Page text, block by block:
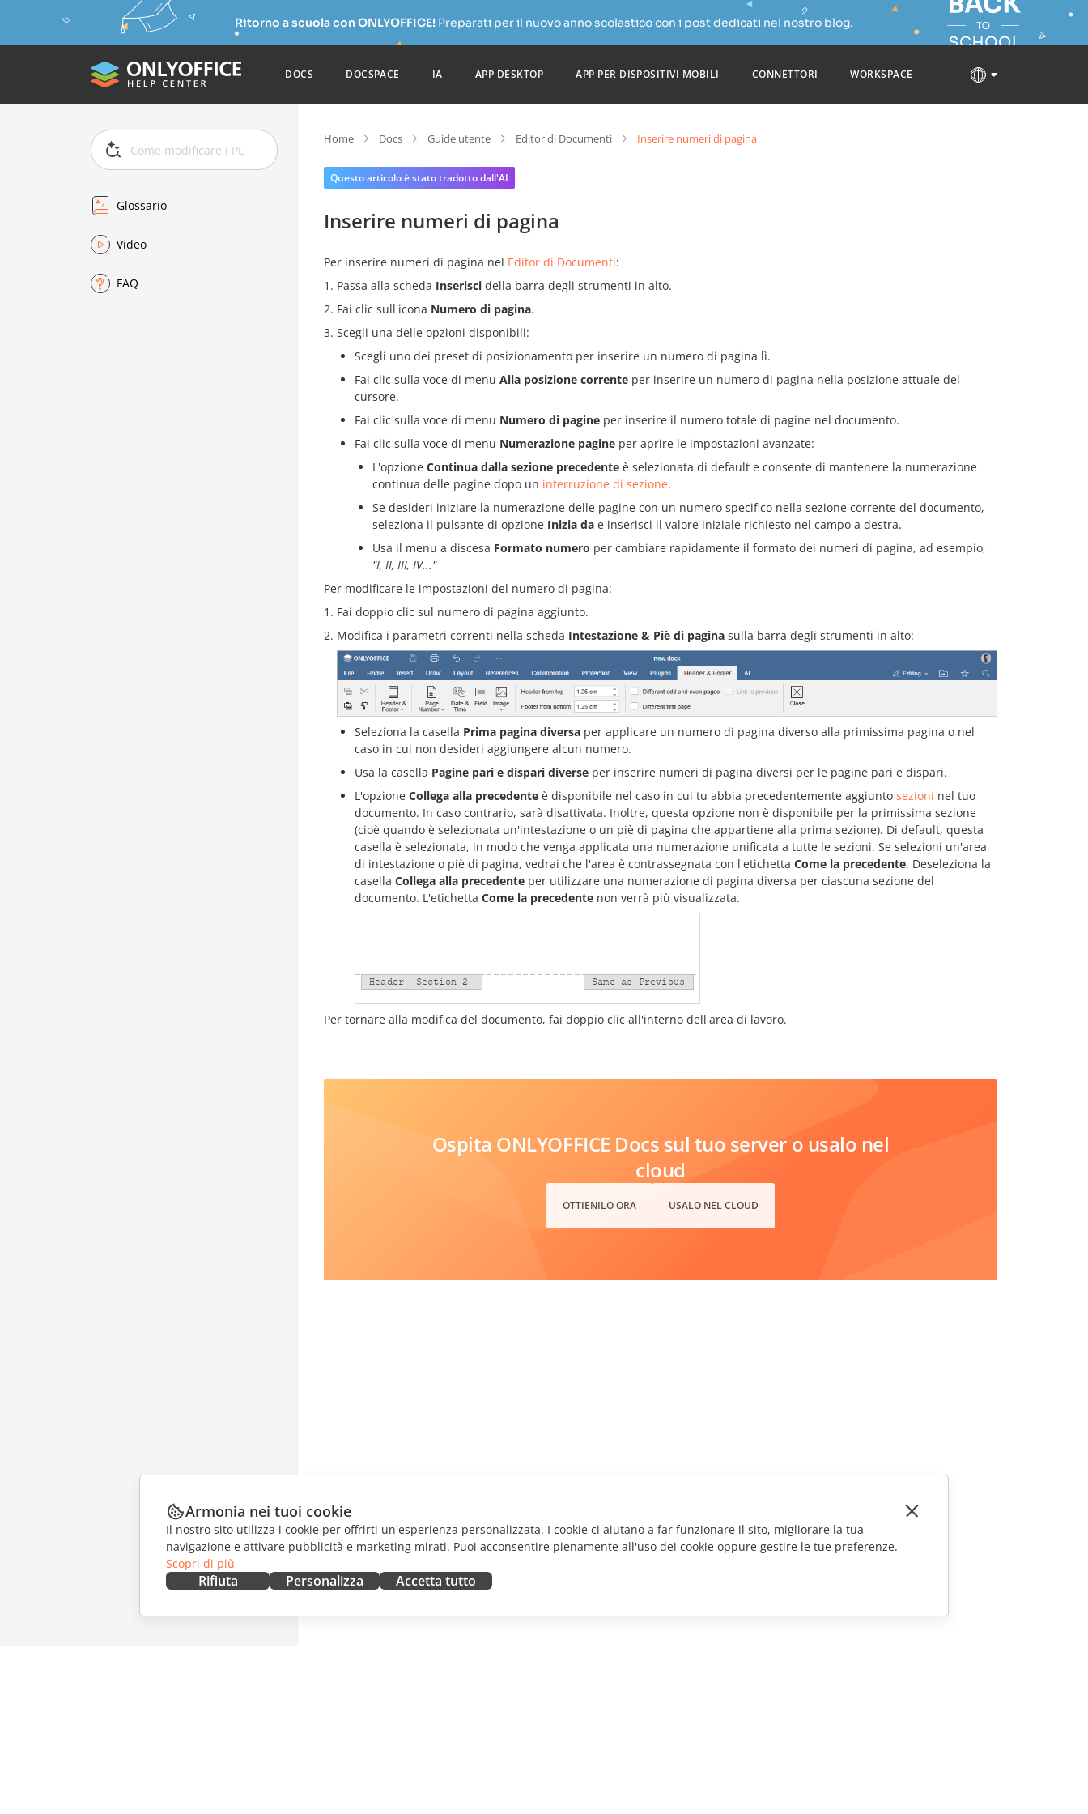
Ritorno a scuola con ONLYOFFICE! Preparati per il nuovo anno scolastico con i post dedicati nel nostro blog.
DOCS DOCSPACE IA APP DESKTOP APP PER DISPOSITIVI MOBILI CONNETTORI WORKSPACE
Glossario
Video
FAQ
Home Docs Guide utente Editor di Documenti Inserire numeri di pagina
Questo articolo è stato tradotto dall'AI
Inserire numeri di pagina
Per inserire numeri di pagina nel Editor di Documenti:
Passa alla scheda Inserisci della barra degli strumenti in alto.
Fai clic sull'icona Numero di pagina.
Scegli una delle opzioni disponibili:
Scegli uno dei preset di posizionamento per inserire un numero di pagina lì.
Fai clic sulla voce di menu Alla posizione corrente per inserire un numero di pagina nella posizione attuale del
cursore.
Fai clic sulla voce di menu Numero di pagine per inserire il numero totale di pagine nel documento.
Fai clic sulla voce di menu Numerazione pagine per aprire le impostazioni avanzate:
L'opzione Continua dalla sezione precedente è selezionata di default e consente di mantenere la numerazione
continua delle pagine dopo un interruzione di sezione.
Se desideri iniziare la numerazione delle pagine con un numero specifico nella sezione corrente del documento,
seleziona il pulsante di opzione Inizia da e inserisci il valore iniziale richiesto nel campo a destra.
Usa il menu a discesa Formato numero per cambiare rapidamente il formato dei numeri di pagina, ad esempio,
"I, II, III, IV..."
Per modificare le impostazioni del numero di pagina:
Fai doppio clic sul numero di pagina aggiunto.
Modifica i parametri correnti nella scheda Intestazione & Piè di pagina sulla barra degli strumenti in alto:
Seleziona la casella Prima pagina diversa per applicare un numero di pagina diverso alla primissima pagina o nel
caso in cui non desideri aggiungere alcun numero.
Usa la casella Pagine pari e dispari diverse per inserire numeri di pagina diversi per le pagine pari e dispari.
L'opzione Collega alla precedente è disponibile nel caso in cui tu abbia precedentemente aggiunto sezioni nel tuo
documento. In caso contrario, sarà disattivata. Inoltre, questa opzione non è disponibile per la primissima sezione
(cioè quando è selezionata un'intestazione o un piè di pagina che appartiene alla prima sezione). Di default, questa
casella è selezionata, in modo che venga applicata una numerazione unificata a tutte le sezioni. Se selezioni un'area
di intestazione o piè di pagina, vedrai che l'area è contrassegnata con l'etichetta Come la precedente. Deseleziona la
casella Collega alla precedente per utilizzare una numerazione di pagina diversa per ciascuna sezione del
documento. L'etichetta Come la precedente non verrà più visualizzata.
Per tornare alla modifica del documento, fai doppio clic all'interno dell'area di lavoro.
Ospita ONLYOFFICE Docs sul tuo server o usalo nel
cloud
OTTIENILO ORA USALO NEL CLOUD
Armonia nei tuoi cookie
Il nostro sito utilizza i cookie per offrirti un'esperienza personalizzata. I cookie ci aiutano a far funzionare il sito, migliorare la tua
navigazione e attivare pubblicità e marketing mirati. Puoi acconsentire pienamente all'uso dei cookie oppure gestire le tue preferenze.
Scopri di più
Rifiuta Personalizza Accetta tutto